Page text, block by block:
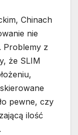
Chinach
nie
Problemy z
że SLIM
pewne, czy
ilość